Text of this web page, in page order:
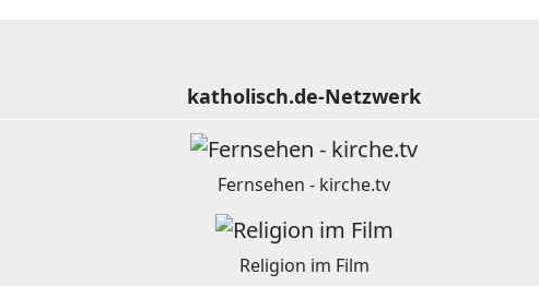
katholisch.de-Netzwerk
Fernsehen - kirche.tv
Religion im Film